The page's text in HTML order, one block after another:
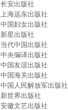
长安出版社
上海远东出版社
中国妇女出版社
新星出版社
当代中国出版社
中央编译出版社
中国友谊出版社
中国海关出版社
中国人民解放军出版社
新世界出版社
安徽文艺出版社